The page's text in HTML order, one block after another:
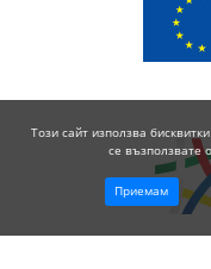
Този сайт използва
се възползвате
Приемам